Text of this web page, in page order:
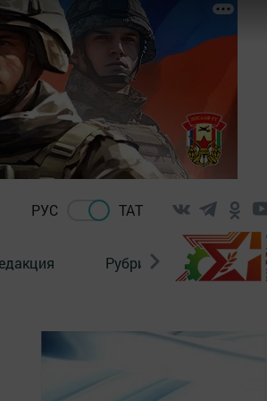
РУС ТАТ
Рубрикалар